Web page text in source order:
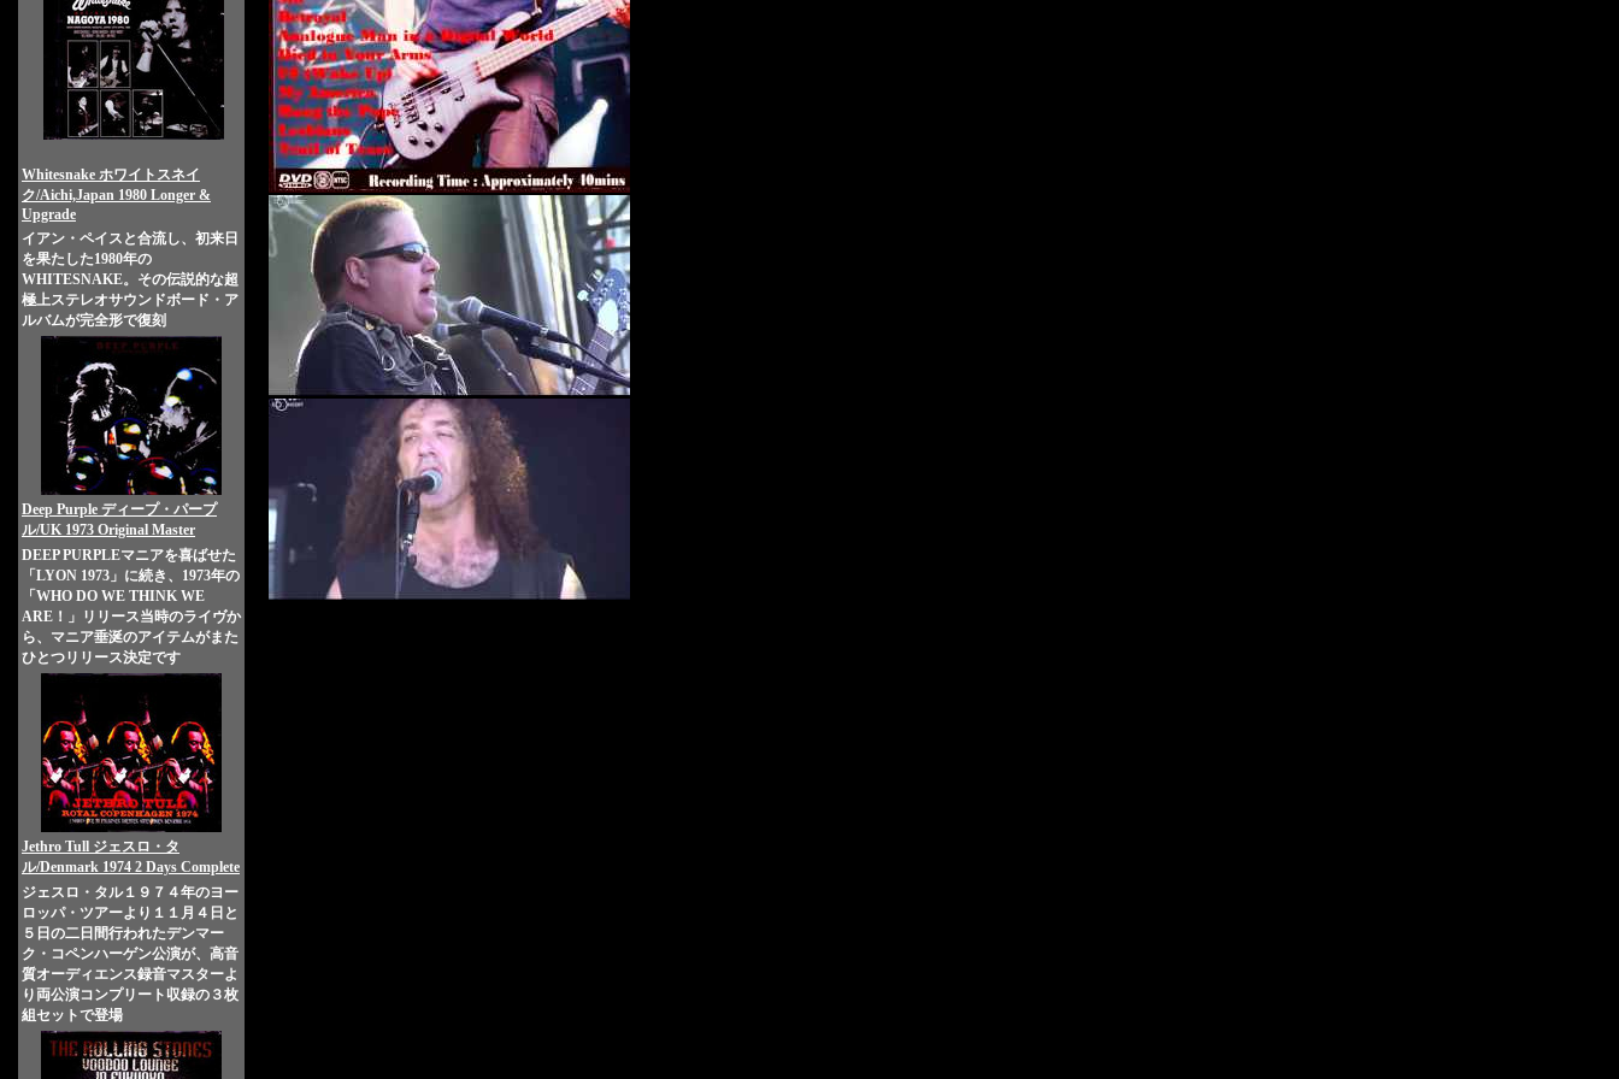
Whitesnake ホワイトスネイ
ク/Aichi,Japan 1980 Longer &
Upgrade
イアン・ペイスと合流し、初来日
を果たした1980年の
WHITESNAKE。その伝説的な超
極上ステレオサウンドボード・ア
ルバムが完全形で復刻
Deep Purple ディープ・パープ
ル/UK 1973 Original Master
DEEP PURPLEマニアを喜ばせた
「LYON 1973」に続き、1973年の
「WHO DO WE THINK WE
ARE！」リリース当時のライヴか
ら、マニア垂涎のアイテムがまた
ひとつリリース決定です
Jethro Tull ジェスロ・タ
ル/Denmark 1974 2 Days Complete
ジェスロ・タル１９７４年のヨー
ロッパ・ツアーより１１月４日と
５日の二日間行われたデンマー
ク・コペンハーゲン公演が、高音
質オーディエンス録音マスターよ
り両公演コンプリート収録の３枚
組セットで登場